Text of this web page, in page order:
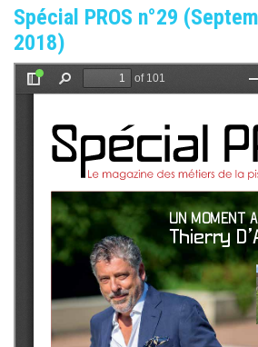
Spécial PROS n°29
2018)